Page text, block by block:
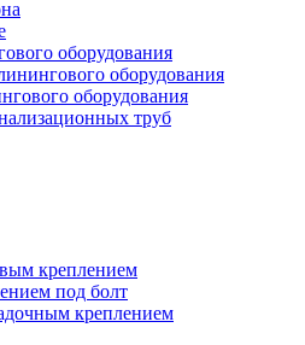
оборудования
оборудования
оборудования
труб
креплением
под болт
креплением